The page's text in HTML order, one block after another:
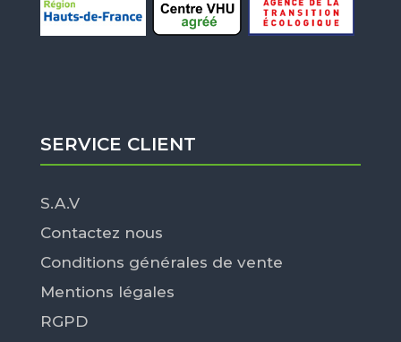
SERVICE CLIENT
S.A.V
Contactez nous
Conditions générales de vente
Mentions légales
RGPD